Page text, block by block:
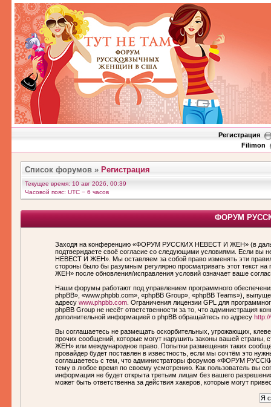
Регистрация
Filimon
Список форумов » Регистрация
Текущее время: 10 авг 2026, 00:39
Часовой пояс: UTC − 6 часов
ФОРУМ
Заходя на конференцию «ФОРУМ РУССКИХ НЕВЕСТ И ЖЕН» (в
подтверждаете своё согласие со следующими условиями. Если
НЕВЕСТ И ЖЕН». Мы оставляем за собой право изменять эти
стороны было бы разумным регулярно просматривать этот текст
ЖЕН» после обновления/исправления условий означает ваше
Наши форумы работают под управлением программного
phpBB», «www.phpbb.com», «phpBB Group», «phpBB Teams»),
адресу www.phpbb.com . Ограничения лицензии GPL для
phpBB Group не несёт ответственности за то, что администрация
дополнительной информацией о phpBB обращайтесь по адресу
Вы соглашаетесь не размещать оскорбительных, угрожающих,
прочих сообщений, которые могут нарушить законы вашей
ЖЕН» или международное право. Попытки размещения таких
провайдер будет поставлен в известность, если мы сочтём это
соглашаетесь с тем, что администраторы форумов «ФОРУМ
тему в любое время по своему усмотрению. Как пользователь вы
информация не будет открыта третьим лицам без вашего
может быть ответственна за действия хакеров, которые могут